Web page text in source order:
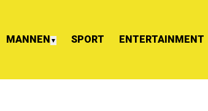
MANNEN ▼ SPORT ENTERTAINMENT